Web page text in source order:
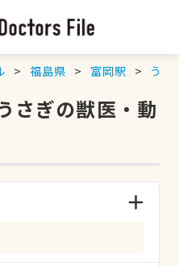
福島県 富岡駅 うさ
さぎの獣医・動